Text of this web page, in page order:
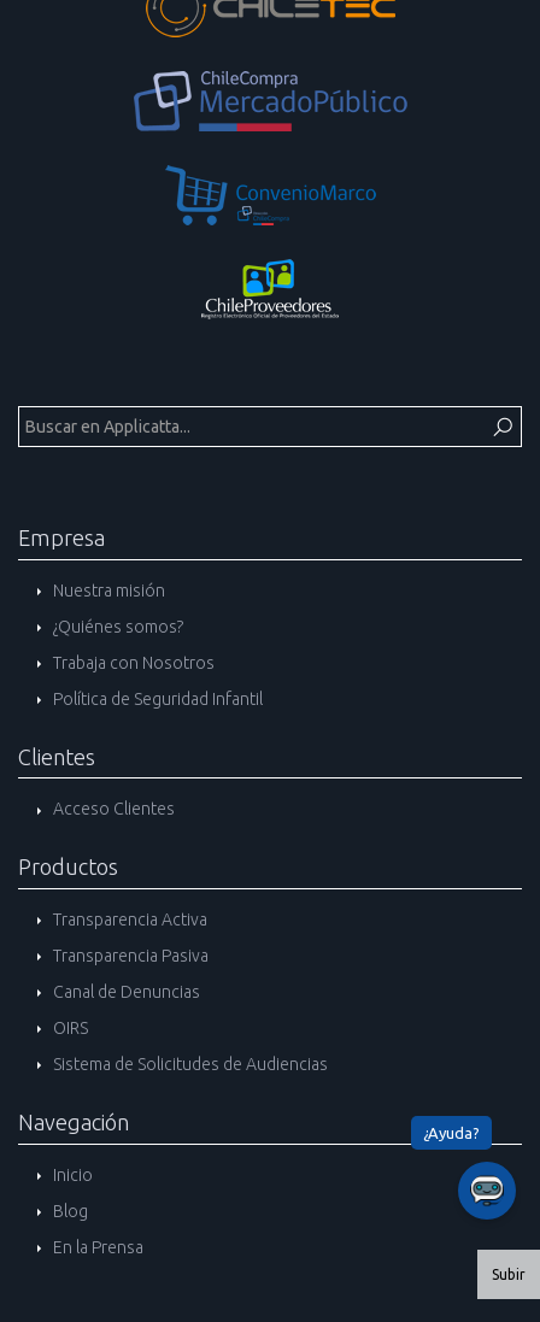
Subir
Empresa
Nuestra misión
¿Quiénes somos?
Trabaja con Nosotros
Política de Seguridad Infantil
Clientes
Acceso Clientes
Productos
Transparencia Activa
Transparencia Pasiva
Canal de Denuncias
OIRS
Sistema de Solicitudes de Audiencias
Navegación
Inicio
Blog
En la Prensa